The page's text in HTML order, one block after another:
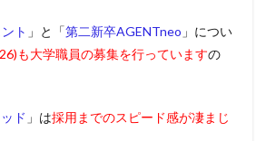
ト 」と「第二新卒AGENTneo 」につい
も大学職員の募集を行っていますの
ド 」は採用までのスピード感が凄まじ